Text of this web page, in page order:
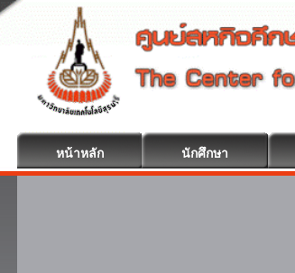
หน้าหลัก นักศึกษา